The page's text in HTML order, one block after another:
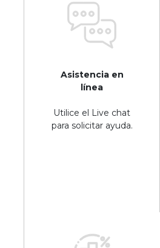
Asistencia en
línea
Utilice el Live chat
para solicitar ayuda.